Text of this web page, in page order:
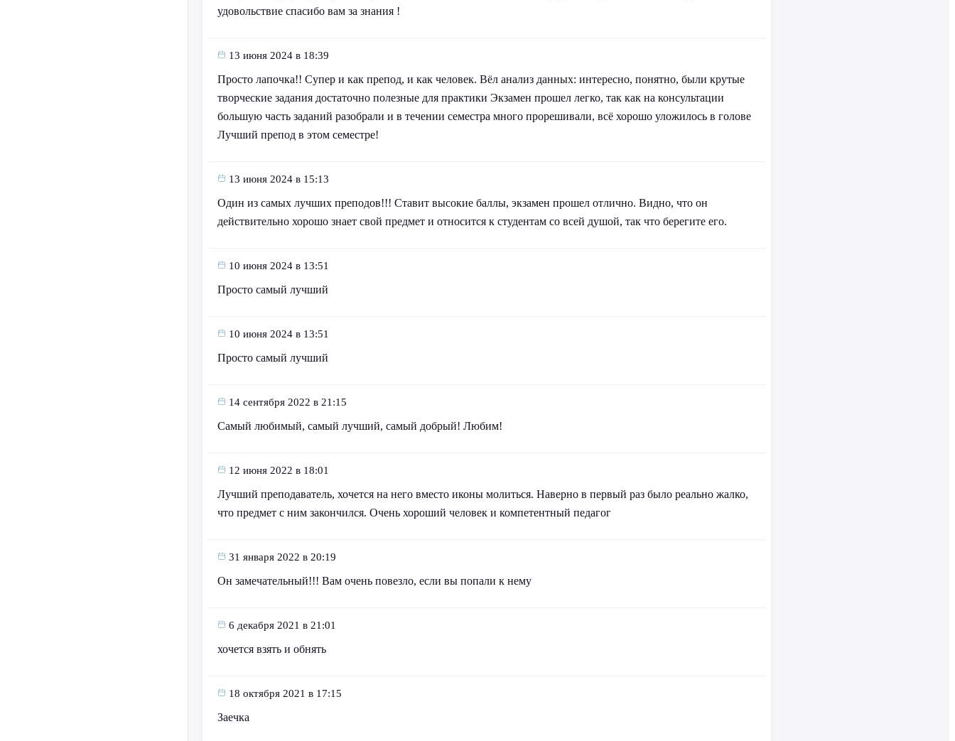
удовольствие спасибо вам за знания !
13 июня 2024 в 18:39
Просто лапочка!! Супер и как препод, и как человек. Вёл анализ данных: интересно, понятно, были крутые
творческие задания достаточно полезные для практики Экзамен прошел легко, так как на консультации
большую часть заданий разобрали и в течении семестра много прорешивали, всё хорошо уложилось в голове
Лучший препод в этом семестре!
13 июня 2024 в 15:13
Один из самых лучших преподов!!! Ставит высокие баллы, экзамен прошел отлично. Видно, что он
действительно хорошо знает свой предмет и относится к студентам со всей душой, так что берегите его.
10 июня 2024 в 13:51
Просто самый лучший
10 июня 2024 в 13:51
Просто самый лучший
14 сентября 2022 в 21:15
Самый любимый, самый лучший, самый добрый! Любим!
12 июня 2022 в 18:01
Лучший преподаватель, хочется на него вместо иконы молиться. Наверно в первый раз было реально жалко,
что предмет с ним закончился. Очень хороший человек и компетентный педагог
31 января 2022 в 20:19
Он замечательный!!! Вам очень повезло, если вы попали к нему
6 декабря 2021 в 21:01
хочется взять и обнять
18 октября 2021 в 17:15
Заечка